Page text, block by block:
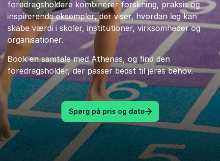
foredragsholdere kombinerer forskning, praksis og
inspirerende eksempler, der viser, hvordan leg kan
skabe værdi i skoler, institutioner, virksomheder og
organisationer.
Book en samtale med Athenas, og find den
foredragsholder, der passer bedst til jeres behov.
Spørg på pris og dato